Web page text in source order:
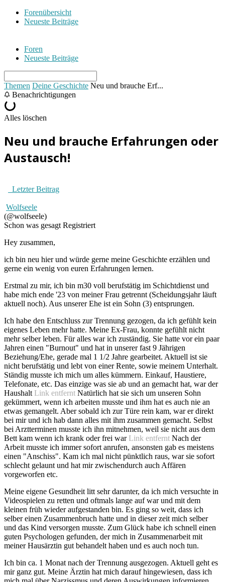
Forenübersicht
Neueste Beiträge
Foren
Neueste Beiträge
Themen Deine Geschichte Neu und brauche Erf...
Benachrichtigungen
Alles löschen
Neu und brauche Erfahrungen oder
Austausch!
Letzter Beitrag
Wolfseele
(@wolfseele)
Schon was gesagt Registriert
Hey zusammen,
ich bin neu hier und würde gerne meine Geschichte erzählen und
gerne ein wenig von euren Erfahrungen lernen.
Erstmal zu mir, ich bin m30 voll berufstätig im Schichtdienst und
habe mich ende '23 von meiner Frau getrennt (Scheidungsjahr läuft
aktuell noch). Aus unserer Ehe ist ein Sohn (3) entsprungen.
Ich habe den Entschluss zur Trennung gezogen, da ich gefühlt kein
eigenes Leben mehr hatte. Meine Ex-Frau, konnte gefühlt nicht
mehr selber leben. Für alles war ich zuständig. Sie hatte vor ein paar
Jahren einen "Burnout" und hat in unserer fast 9 Jährigen
Beziehung/Ehe, gerade mal 1 1/2 Jahre gearbeitet. Aktuell ist sie
nicht berufstätig und lebt von einer Rente, sowie meinem Unterhalt.
Ständig musste ich mich um alles kümmern. Einkauf, Haustiere,
Telefonate, etc. Das einzige was sie ab und an gemacht hat, war der
Haushalt Link entfernt Natürlich hat sie sich um unseren Sohn
gekümmert, wenn ich arbeiten musste und ihm hat es auch nie an
etwas gemangelt. Aber sobald ich zur Türe rein kam, war er direkt
bei mir und ich hab dann alles mit ihm zusammen gemacht. Selbst
bei Arztterminen musste ich ihn mitnehmen, weil sie nicht aus dem
Bett kam wenn ich krank oder frei war Link entfernt Nach der
Arbeit musste ich immer sofort anrufen, ansonsten gab es meistens
einen "Anschiss". Kam ich mal nicht pünktlich raus, war sie sofort
schlecht gelaunt und hat mir zwischendurch auch Affären
vorgeworfen etc.
Meine eigene Gesundheit litt sehr darunter, da ich mich versuchte in
Videospielen zu retten und oftmals lange auf war und mit dem
kleinen früh wieder aufgestanden bin. Es ging so weit, dass ich
selber einen Zusammenbruch hatte und in dieser zeit mich selber
und das Kind versorgen musste. Zum Glück habe ich schnell einen
guten Psychologen gefunden, der mich in Zusammenarbeit mit
meiner Hausärztin gut behandelt haben und es auch noch tun.
Ich bin ca. 1 Monat nach der Trennung ausgezogen. Aktuell geht es
mir ganz gut. Meine Ärztin hat mich darauf hingewiesen, dass ich